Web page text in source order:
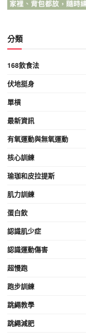
分類
168飲食法
伏地挺身
單槓
最新資訊
有氧運動與無氧運動
核心訓練
瑜珈和皮拉提斯
肌力訓練
蛋白飲
認識肌少症
認識運動傷害
超慢跑
跑步訓練
跳繩教學
跳繩減肥